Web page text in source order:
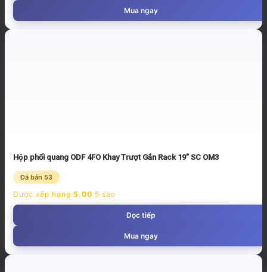
Mua ngay
Hộp phối quang ODF 4FO Khay Trượt Gắn Rack 19” SC OM3
Đã bán 53
Được xếp hạng 5.00 5 sao
Đọc tiếp
Mua ngay